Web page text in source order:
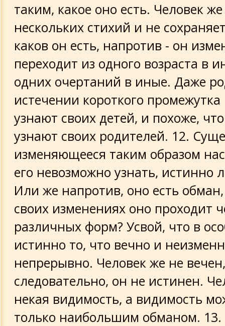
таким, какое оно есть. Человек
нескольких стихий и не
каков он есть, напротив - он
переходит из одного возраста в
одних очертаний в иные. Даже
истечении короткого
узнают своих детей, и похоже,
узнают своих родителей. 12.
изменяющееся таким образом
его невозможно узнать, истинно
Или же напротив, оно есть
своих изменениях оно проходит
различных форм? Усвой, что в
истинно то, что вечно и
непрерывно. Человек же не
следовательно, он не истинен.
некая видимость, а видимость
только наибольшим обманом. 13.